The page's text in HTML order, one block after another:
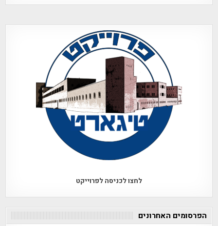
לחצו לכניסה לפרוייקט
הפרסומים האחרונים